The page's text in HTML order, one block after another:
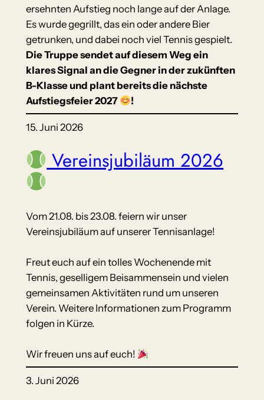
ersehnten Aufstieg noch lange auf der Anlage.
Es wurde gegrillt, das ein oder andere Bier
getrunken, und dabei noch viel Tennis gespielt.
Die Truppe sendet auf diesem Weg ein
klares Signal an die Gegner in der zukünften
B-Klasse und plant bereits die nächste
Aufstiegsfeier 2027
!
15. Juni 2026
Vereinsjubiläum 2026
Vom 21.08. bis 23.08. feiern wir unser
Vereinsjubiläum auf unserer Tennisanlage!
Freut euch auf ein tolles Wochenende mit
Tennis, geselligem Beisammensein und vielen
gemeinsamen Aktivitäten rund um unseren
Verein. Weitere Informationen zum Programm
folgen in Kürze.
Wir freuen uns auf euch!
3. Juni 2026